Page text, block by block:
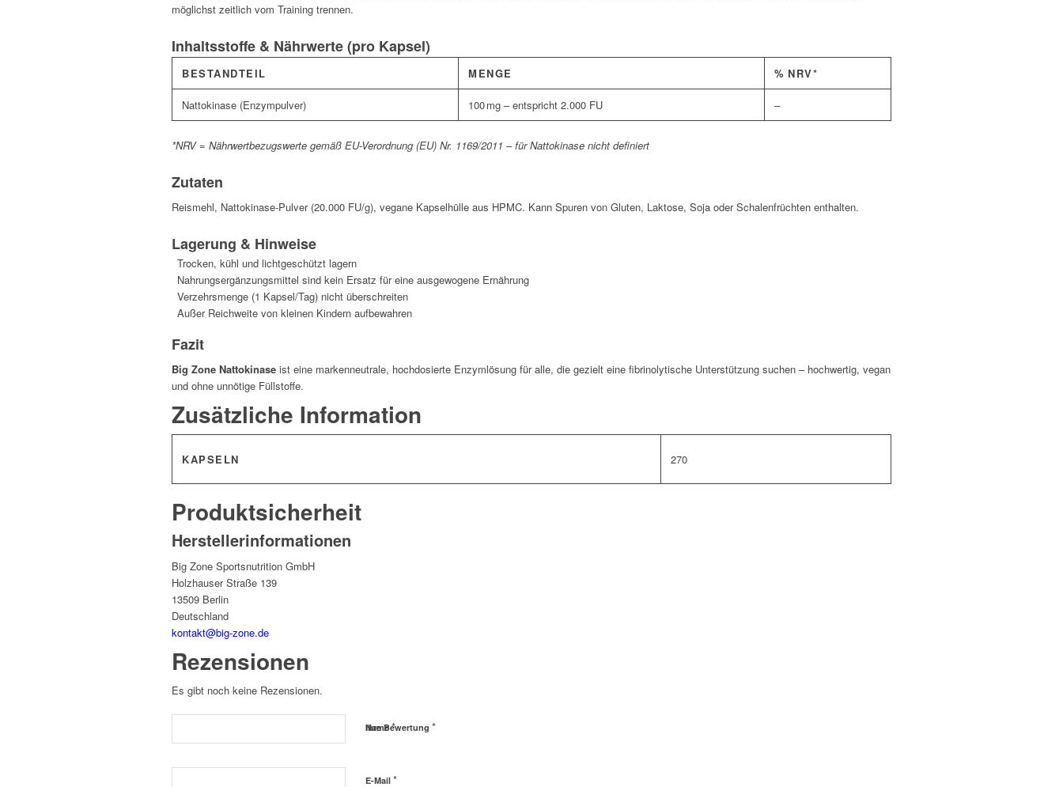
möglichst zeitlich vom Training trennen.
Inhaltsstoffe & Nährwerte (pro Kapsel)
BESTANDTEIL MENGE % NRV*
Nattokinase (Enzympulver) 100 mg – entspricht 2.000 FU –
*NRV = Nährwertbezugswerte gemäß EU-Verordnung (EU) Nr. 1169/2011 – für Nattokinase nicht definiert
Zutaten
Reismehl, Nattokinase-Pulver (20.000 FU/g), vegane Kapselhülle aus HPMC. Kann Spuren von Gluten, Laktose, Soja oder Schalenfrüchten enthalten.
Lagerung & Hinweise
Trocken, kühl und lichtgeschützt lagern
Nahrungsergänzungsmittel sind kein Ersatz für eine ausgewogene Ernährung
Verzehrsmenge (1 Kapsel/Tag) nicht überschreiten
Außer Reichweite von kleinen Kindern aufbewahren
Fazit
Big Zone Nattokinase ist eine markenneutrale, hochdosierte Enzymlösung für alle, die gezielt eine fibrinolytische Unterstützung suchen – hochwertig, vegan
und ohne unnötige Füllstoffe.
Zusätzliche Information
KAPSELN 270
Produktsicherheit
Herstellerinformationen
Big Zone Sportsnutrition GmbH
Holzhauser Straße 139
13509 Berlin
Deutschland
kontakt@big-zone.de
Rezensionen
Es gibt noch keine Rezensionen.
Name*
E-Mail *
Ihre Bewertung *